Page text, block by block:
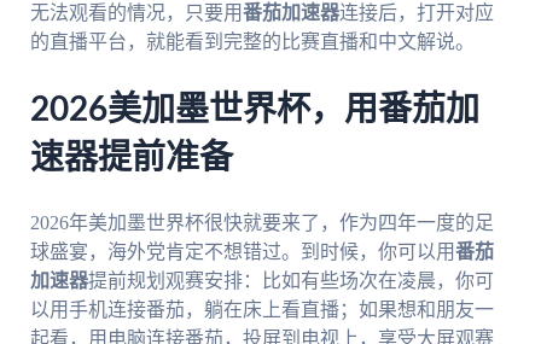
无法观看的情况，只要用番茄加速器连接后，打开对应
的直播平台，就能看到完整的比赛直播和中文解说。
2026美加墨世界杯，用番茄加
速器提前准备
2026年美加墨世界杯很快就要来了，作为四年一度的足
球盛宴，海外党肯定不想错过。到时候，你可以用番茄
加速器提前规划观赛安排：比如有些场次在凌晨，你可
以用手机连接番茄，躺在床上看直播；如果想和朋友一
起看，用电脑连接番茄，投屏到电视上，享受大屏观赛